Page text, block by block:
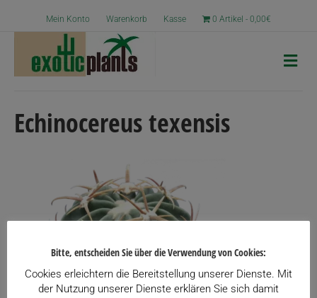
Mein Konto Warenkorb Kasse 0 Artikel 0,00€
N
a
Echinocereus texensis
Bitte, entscheiden Sie über die Verwendung von Cookies:
Cookies erleichtern die Bereitstellung unserer Dienste. Mit
der Nutzung unserer Dienste erklären Sie sich damit